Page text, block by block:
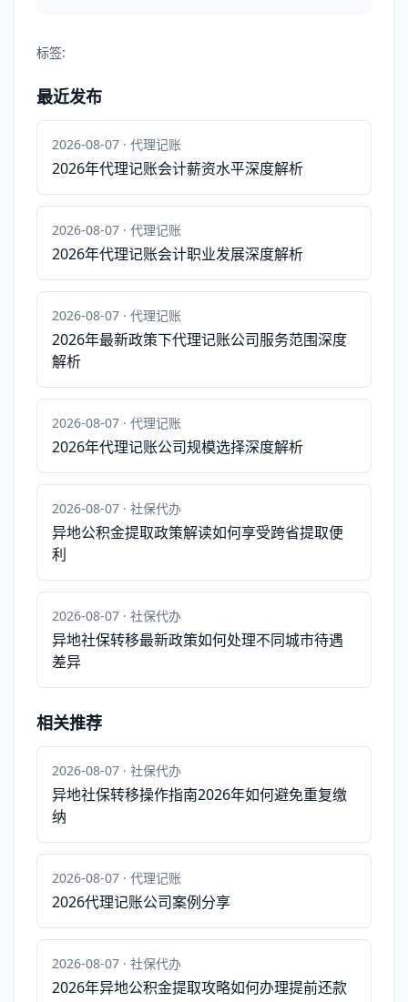
标签:
最近发布
2026-08-07 · 代理记账
2026年代理记账会计薪资水平深度解析
2026-08-07 · 代理记账
2026年代理记账会计职业发展深度解析
2026-08-07 · 代理记账
2026年最新政策下代理记账公司服务范围深度
解析
2026-08-07 · 代理记账
2026年代理记账公司规模选择深度解析
2026-08-07 · 社保代办
异地公积金提取政策解读如何享受跨省提取便
利
2026-08-07 · 社保代办
异地社保转移最新政策如何处理不同城市待遇
差异
相关推荐
2026-08-07 · 社保代办
异地社保转移操作指南2026年如何避免重复缴
纳
2026-08-07 · 代理记账
2026代理记账公司案例分享
2026-08-07 · 社保代办
2026年异地公积金提取攻略如何办理提前还款